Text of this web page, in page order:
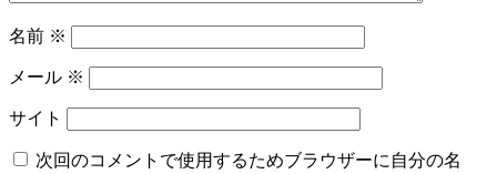
名前 ※
メール ※
サイト
次回のコメントで使用するためブラウザーに自分の名